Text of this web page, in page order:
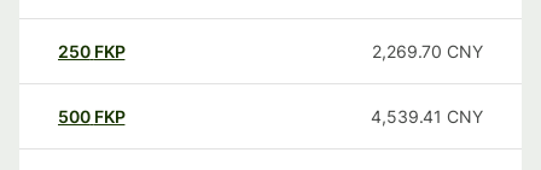
250 FKP 2,269.70 CNY
500 FKP 4,539.41 CNY